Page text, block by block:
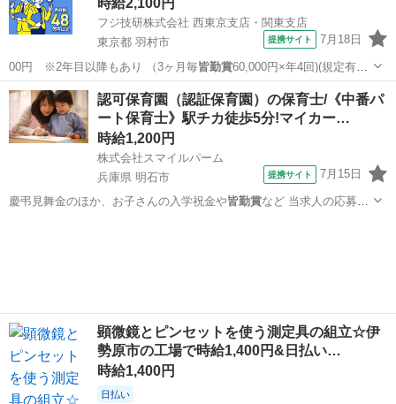
時給2,100円
フジ技研株式会社 西東京支店・関東支店
東京都 羽村市
提携サイト 7月18日
00円 ※2年目以降もあり （3ヶ月毎皆勤賞60,000円×年4回)(規定有）
・…
東京 羽村市 その他
認可保育園（認証保育園）の保育士/《中番パ
ート保育士》駅チカ徒歩5分!マイカー…
時給1,200円
株式会社スマイルパーム
兵庫県 明石市
提携サイト 7月15日
慶弔見舞金のほか、お子さんの入学祝金や皆勤賞など 当求人の応募に
顕微鏡とピンセットを使う測定具の組立☆伊
勢原市の工場で時給1,400円&日払い…
時給1,400円
日払い